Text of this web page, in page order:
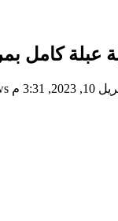
عبلة كامل
10, 2023, 3:31 م